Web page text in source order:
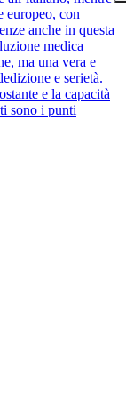
europeo, con
anche in questa
medica
ma una vera e
e serietà.
e la capacità
sono i punti